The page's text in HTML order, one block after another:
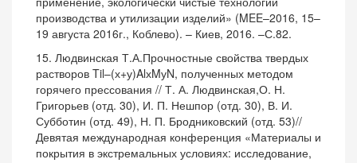
производства и утилизации изделий» (MEE–2016, 15–
19 августа 2016г., Коблево). – Киев, 2016. –С.82.
15. Людвинская Т.А.Прочностные свойства твердых
растворов Til–(х+у)AlхMуN, полученных методом
горячего прессования // Т. А. Людвинская,О. Н.
Григорьев (отд. 30), И. П. Нешпор (отд. 30), В. И.
Субботин (отд. 49), Н. П. Бродниковский (отд. 53)//
Девятая международная конференция «Материалы и
покрытия в экстремальных условиях: исследование,